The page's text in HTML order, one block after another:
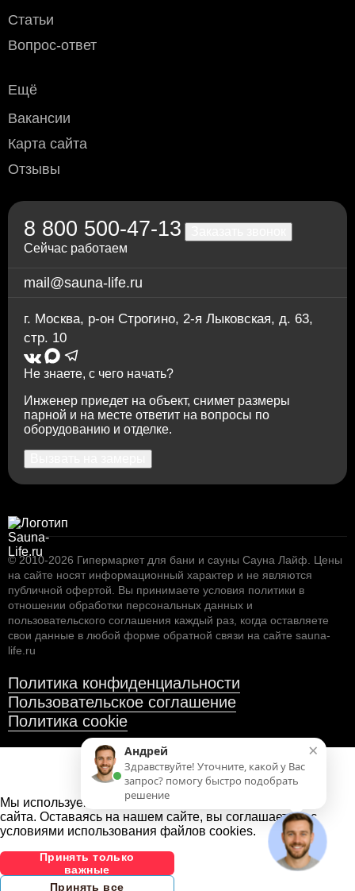
Статьи
Вопрос-ответ
Ещё
Вакансии
Карта сайта
Отзывы
8 800 500-47-13
Сейчас работаем
mail@sauna-life.ru
г. Москва, р-он Строгино, 2-я Лыковская, д. 63,
стр. 10
Не знаете, с чего начать?
Инженер приедет на объект, снимет размеры
парной и на месте ответит на вопросы по
оборудованию и отделке.
© 2010-2026 Гипермаркет для бани и сауны Сауна Лайф
Цены
на сайте носят информационный характер и не являются
публичной офертой. Вы принимаете условия политики в
отношении обработки персональных данных и
пользовательского соглашения каждый раз, когда оставляете
свои данные в любой форме обратной связи на сайте sauna-
life.ru
Политика конфиденциальности
Пользовательское соглашение
Политика cookie
Мы используем файлы cookies
сайта. Оставаясь на нашем сайте, вы соглашаетесь с
условиями использования файлов cookies.
Принять только
важные
Принять все
×
Андрей
Здравствуйте! Уточните, какой у Вас
запрос? помогу быстро подобрать
решение